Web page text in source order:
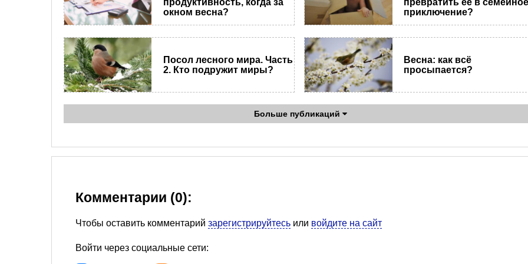
продуктивность, когда за
окном весна?
превратить ее в
приключение?
Посол лесного мира. Часть
2. Кто подружит миры?
Весна: как всё
просыпается?
Больше публикаций
Комментарии (0):
Чтобы оставить комментарий зарегистрируйтесь или войдите на сайт
Войти через социальные сети: